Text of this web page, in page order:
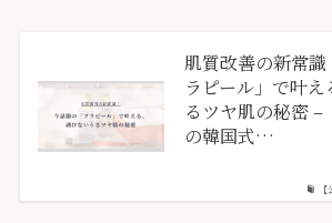
肌質改善の新常
ラピール」で叶
るツヤ肌の秘密 –
の韓国式…